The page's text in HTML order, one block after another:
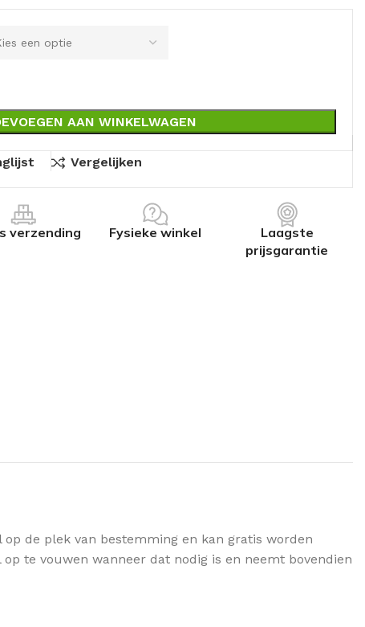
AAN WINKELWAGEN
Vergelijken
verzending Fysieke winkel
Laagste
prijsgarantie
de plek van bestemming en kan gratis worden
te vouwen wanneer dat nodig is en neemt bovendien